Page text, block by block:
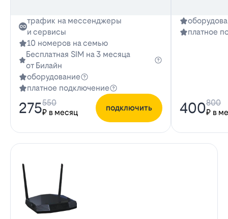
трафик на мессенджеры
и сервисы
10 номеров на семью
Бесплатная SIM на 3 месяца
от Билайн
оборудование
платное подключение
275₽ в месяц
550
подключить
платное
400₽ в
800